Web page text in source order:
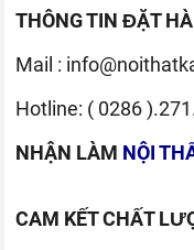
THÔNG TIN ĐẶT
Mail :
Hotline: ( 0286
NHẬN LÀM NỘI
CAM KẾT CHẤT